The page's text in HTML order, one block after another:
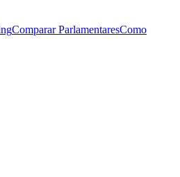
Comparar ParlamentaresComo